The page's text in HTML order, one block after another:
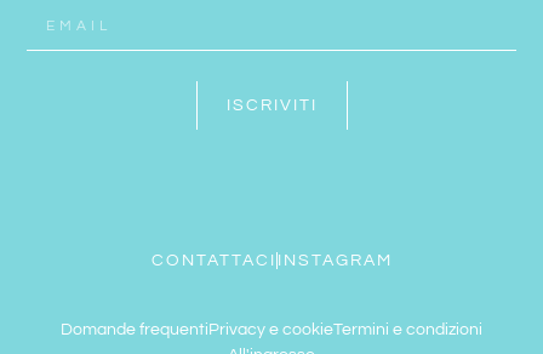
ISCRIVITI
CONTATTACI INSTAGRAM
Domande frequentiPrivacy e cookieTermini e condizioni